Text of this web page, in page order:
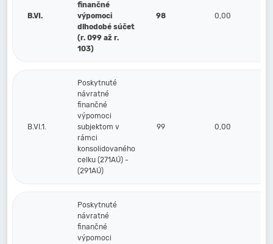
B.VI.
finančné
výpomoci
dlhodobé súčet
(r. 099 až r.
103)
98 0,00
B.VI.1.
Poskytnuté
návratné
finančné
výpomoci
subjektom v
rámci
konsolidovaného
celku (271AÚ) -
(291AÚ)
99 0,00
Poskytnuté
návratné
finančné
výpomoci